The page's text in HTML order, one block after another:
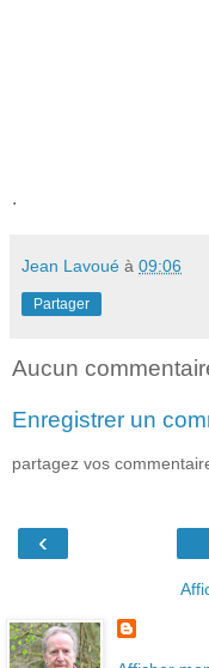
.
Jean Lavoué à 09:06
Partager
Aucun
Enregistrer un
partagez vos
‹